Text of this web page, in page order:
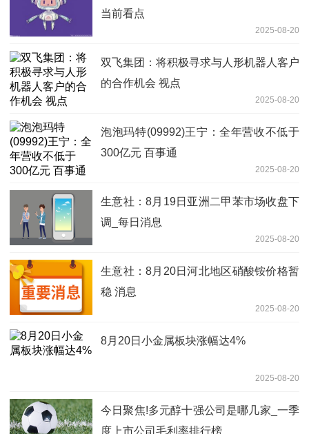
当前看点
2025-08-20
双飞集团：将积极寻求与人形机器人客户
的合作机会 视点
2025-08-20
泡泡玛特(09992)王宁：全年营收不低于
300亿元 百事通
2025-08-20
生意社：8月19日亚洲二甲苯市场收盘下
调_每日消息
2025-08-20
生意社：8月20日河北地区硝酸铵价格暂
稳 消息
2025-08-20
8月20日小金属板块涨幅达4%
2025-08-20
今日聚焦!多元醇十强公司是哪几家_一季
度上市公司毛利率排行榜